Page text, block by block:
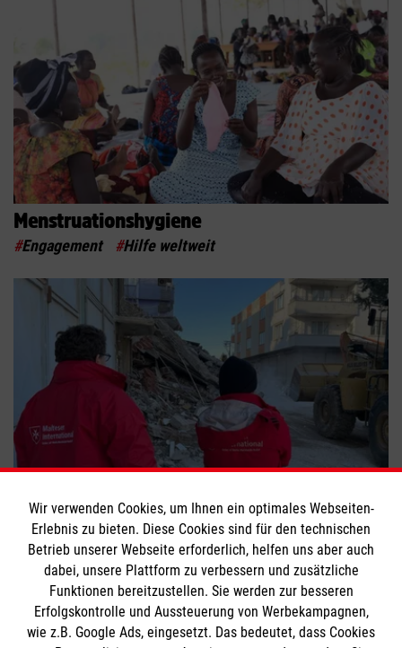
Menstruationshygiene
#Engagement #Hilfe weltweit
Erdbeben in Syrien und Türkei
Engagement #Helfer im Einsatz # Hilfe weltweit
Bewerte diesen Artikel
Wir verwenden Cookies, um Ihnen ein optimales Webseiten-
Erlebnis zu bieten. Diese Cookies sind für den technischen
Betrieb unserer Webseite erforderlich, helfen uns aber auch
dabei, unsere Plattform zu verbessern und zusätzliche
Funktionen bereitzustellen. Sie werden zur besseren
Erfolgskontrolle und Aussteuerung von Werbekampagnen,
wie z.B. Google Ads, eingesetzt. Das bedeutet, dass Cookies